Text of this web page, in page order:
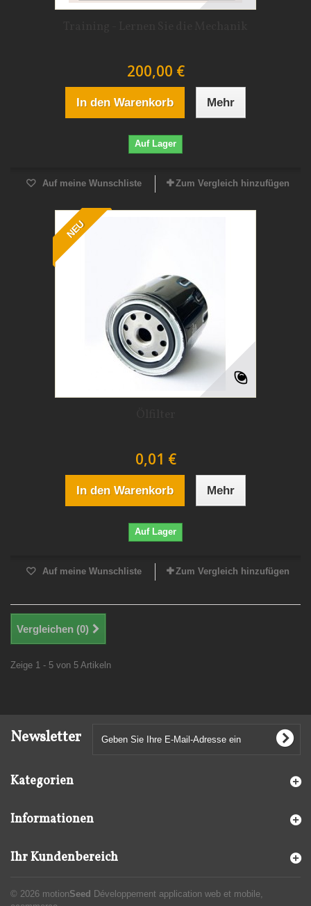
200,00 €
In den Warenkorb Mehr
Auf Lager
Auf meine Wunschliste Zum Vergleich hinzufügen
NEU
0,01 €
In den Warenkorb Mehr
Auf Lager
Auf meine Wunschliste Zum Vergleich hinzufügen
Vergleichen (0)
Zeige 1 - 5 von 5 Artikeln
Newsletter
Kategorien
Informationen
© 2026 motionSeed Développement application web et mobile,
Ihr Kundenbereich